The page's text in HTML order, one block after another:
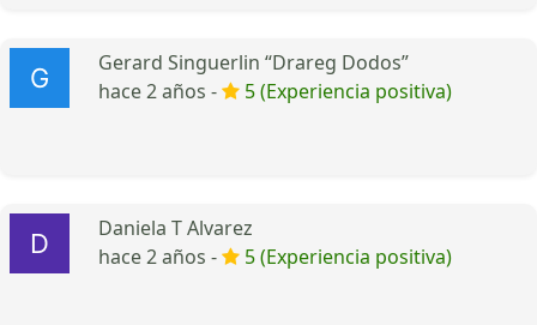
Gerard Singuerlin “Drareg Dodos”
hace 2 años -
5 (Experiencia positiva)
Daniela T Alvarez
hace 2 años -
5 (Experiencia positiva)